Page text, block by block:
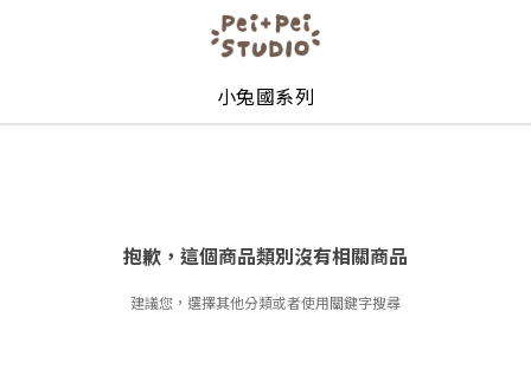
小兔國系列
抱歉，這個商品類別沒有相關商品
建議您，選擇其他分類或者使用關鍵字搜尋